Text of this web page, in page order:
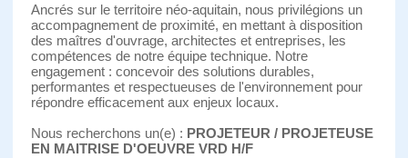
Ancrés sur le territoire néo-aquitain, nous privilégions un
accompagnement de proximité, en mettant à disposition
des maîtres d'ouvrage, architectes et entreprises, les
compétences de notre équipe technique. Notre
engagement : concevoir des solutions durables,
performantes et respectueuses de l'environnement pour
répondre efficacement aux enjeux locaux.
Nous recherchons un(e) : PROJETEUR / PROJETEUSE
EN MAITRISE D'OEUVRE VRD H/F